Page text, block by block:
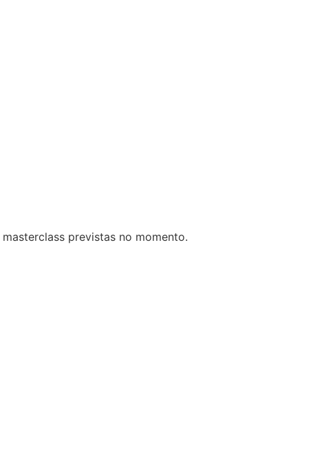
previstas no momento.